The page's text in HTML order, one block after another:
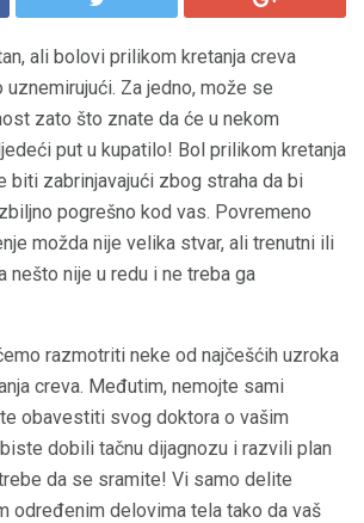
ali bolovi prilikom kretanja creva
Za jedno, može se
zato što znate da će u nekom
put u kupatilo! Bol prilikom kretanja
biti zabrinjavajući zbog straha da bi
pogrešno kod vas. Povremeno
možda nije velika stvar, ali trenutni ili
nešto nije u redu i ne treba ga
razmotriti neke od najčešćih uzroka
creva. Međutim, nemojte sami
obavestiti svog doktora o vašim
dobili tačnu dijagnozu i razvili plan
da se sramite! Vi samo delite
određenim delovima tela tako da vaš